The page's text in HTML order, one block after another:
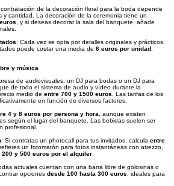
de la decoración floral para la boda depende
y cantidad. La decoración de la ceremonia tiene un
, y si deseas decorar la sala del banquete, añade
: Cada vez se opta por detalles originales y prácticos.
puede costar una media de 6 euros por unidad
y música
de audiovisuales, un DJ para bodas o un DJ para
de todo el sistema de audio y vídeo durante la
medio de entre 700 y 1500 euros . Las tarifas de los
en función de diversos factores.
4 y 8 euros por persona y hora , aunque existen
según el lugar del banquete. Las bebidas suelen ser
profesional.
: Si contratas un photocall para tus invitados, calcula entre
un fotomatón para fotos instantáneas con atrezzo,
200 y 500 euros por el alquiler
actuales cuentan con una barra libre de golosinas o
opciones desde 100 hasta 300 euros , ideales para